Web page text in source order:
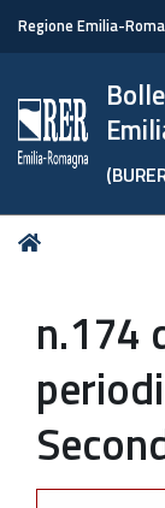
Regione Emilia-
Tu
n.174